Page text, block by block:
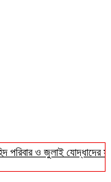
ও জুলাই যোদ্ধাদের